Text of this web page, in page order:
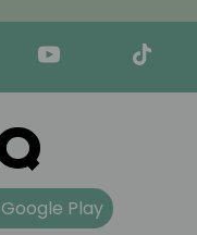
Google Play